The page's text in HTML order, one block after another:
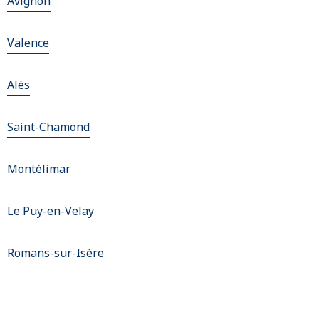
Valence
Alès
Saint-Chamond
Montélimar
Le Puy-en-Velay
Romans-sur-Isère